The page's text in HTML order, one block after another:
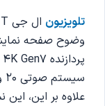
تلویزیون
علاوه بر این،